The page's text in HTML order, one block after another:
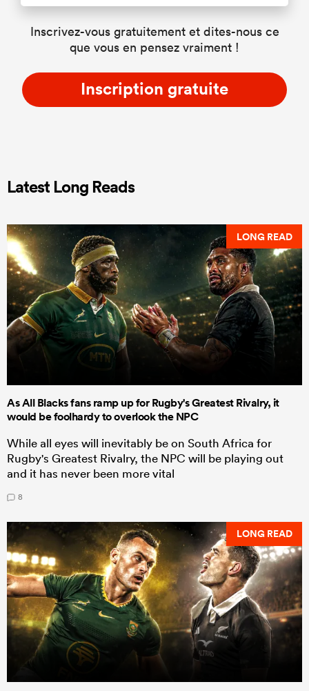
Inscrivez-vous gratuitement et dites-nous ce
que vous en pensez vraiment !
Inscription gratuite
Latest Long Reads
LONG READ
As All Blacks fans ramp up for Rugby's Greatest Rivalry, it
would be foolhardy to overlook the NPC
While all eyes will inevitably be on South Africa for
Rugby's Greatest Rivalry, the NPC will be playing out
and it has never been more vital
8
LONG READ